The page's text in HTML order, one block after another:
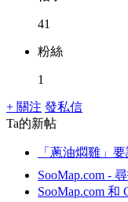
41
粉絲
1
+ 關注 發私信
Ta的新帖
「蔥油燜雞」
SooMap.com -
SooMap.com 和